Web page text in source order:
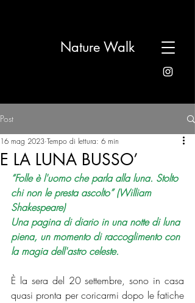
Nature Walk
Post
E LA LUNA BUSSO’
16 mag 2023 Tempo di lettura: 6 min
“Folle è l'uomo che parla alla luna. Stolto
chi non le presta ascolto” (William
Shakespeare)
Una pagina di diario in una notte di luna
piena, un momento di raccoglimento con
la magia dell'astro celeste.
È la sera del 20 settembre, sono in casa
quasi pronta per coricarmi dopo le fatiche